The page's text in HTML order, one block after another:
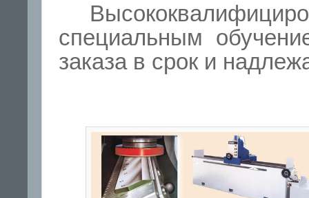
специальным
заказа в срок и